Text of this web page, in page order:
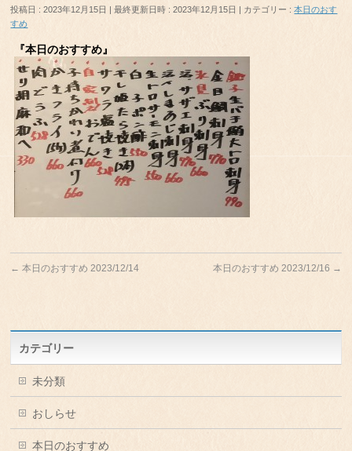
投稿日 : 2023年12月15日 最終更新日時 : 2023年12月15日 カテゴリー :本日のおす
すめ
『本日のおすすめ』
← 本日のおすすめ 2023/12/14 本日のおすすめ 2023/12/16 →
カテゴリー
未分類
おしらせ
本日のおすすめ